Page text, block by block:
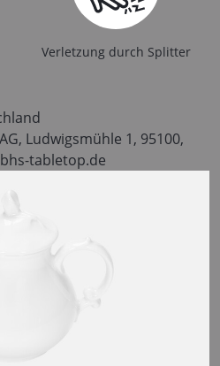
Verletzung durch Splitter
Ludwigsmühle 1, 95100,
tabletop.de